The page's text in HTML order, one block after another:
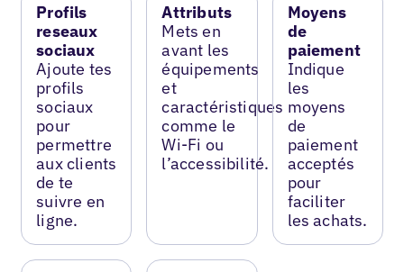
Profils
reseaux
sociaux
Ajoute tes
profils
sociaux
pour
permettre
aux clients
de te
suivre en
ligne.
Attributs
Mets en
avant les
équipements
et
caractéristiques
comme le
Wi-Fi ou
l’accessibilité.
Moyens
de
paiement
Indique
les
moyens
de
paiement
acceptés
pour
faciliter
les achats.